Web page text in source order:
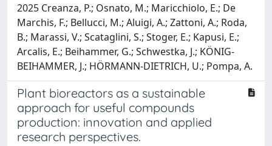
2025 Creanza, P.; Osnato, M.; Maricchiolo, E.; De
Marchis, F.; Bellucci, M.; Aluigi, A.; Zattoni, A.; Roda,
B.; Marassi, V.; Scataglini, S.; Stoger, E.; Kapusi, E.;
Arcalis, E.; Beihammer, G.; Schwestka, J.; KÖNIG-
BEIHAMMER, J.; HÖRMANN-DIETRICH, U.; Pompa, A.
Plant bioreactors as a sustainable
approach for useful compounds
production: innovation and applied
research perspectives.